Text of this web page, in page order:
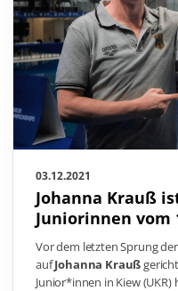
03.12.2021
Johanna Krauß
Juniorinnen vom
Vor dem letzten Sprung
aufJohanna Krauß
Junior*innen in Kiew